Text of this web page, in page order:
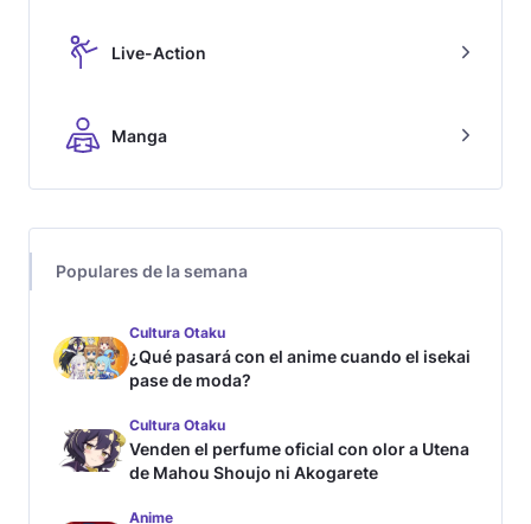
Live-Action
Manga
Populares de la semana
Cultura Otaku
¿Qué pasará con el anime cuando el isekai
pase de moda?
Cultura Otaku
Venden el perfume oficial con olor a Utena
de Mahou Shoujo ni Akogarete
Anime